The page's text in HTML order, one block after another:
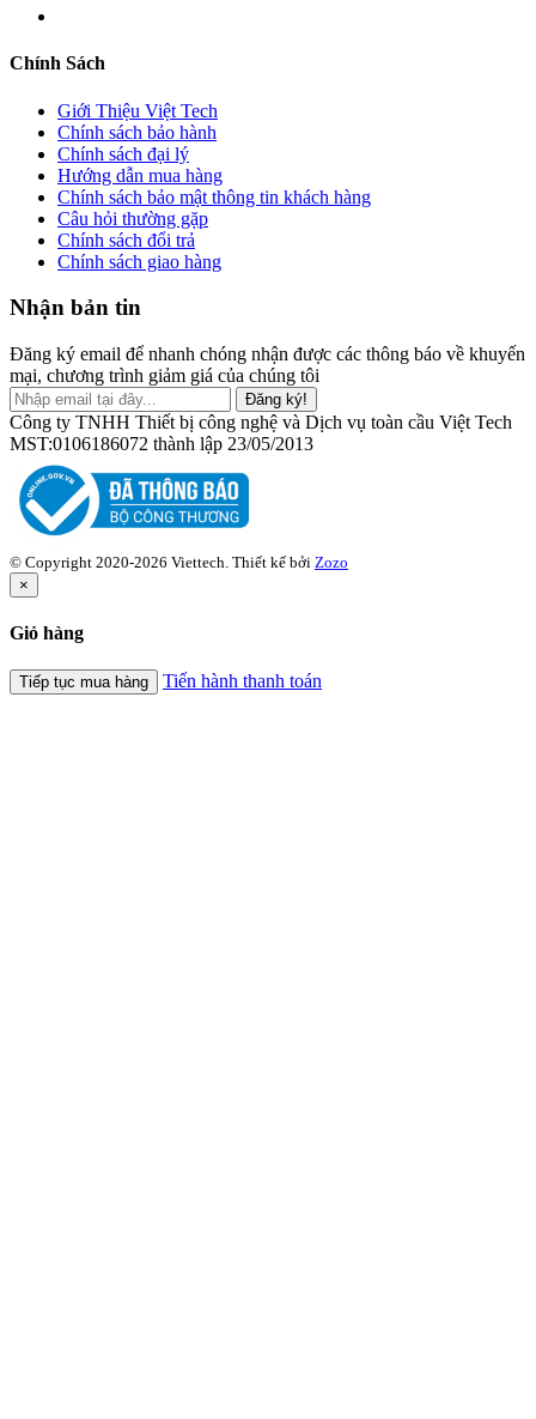
Chính Sách
Giới Thiệu Việt Tech
Chính sách bảo hành
Chính sách đại lý
Hướng dẫn mua hàng
Chính sách bảo mật thông tin khách hàng
Câu hỏi thường gặp
Chính sách đổi trả
Chính sách giao hàng
Nhận bản tin
Đăng ký email để nhanh chóng nhận được các thông báo về khuyến
mại, chương trình giảm giá của chúng tôi
Đăng ký!
Công ty TNHH Thiết bị công nghệ và Dịch vụ toàn cầu Việt Tech
MST:0106186072 thành lập 23/05/2013
© Copyright 2020-2026 Viettech. Thiết kế bởi Zozo
×
Giỏ hàng
Tiếp tục mua hàng Tiến hành thanh toán